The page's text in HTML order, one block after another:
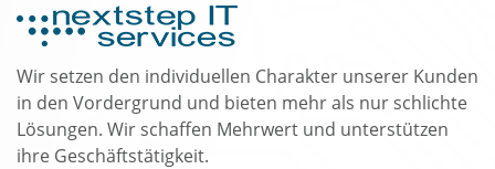
Wir setzen den individuellen Charakter unserer Kunden
in den Vordergrund und bieten mehr als nur schlichte
Lösungen. Wir schaffen Mehrwert und unterstützen
ihre Geschäftstätigkeit.